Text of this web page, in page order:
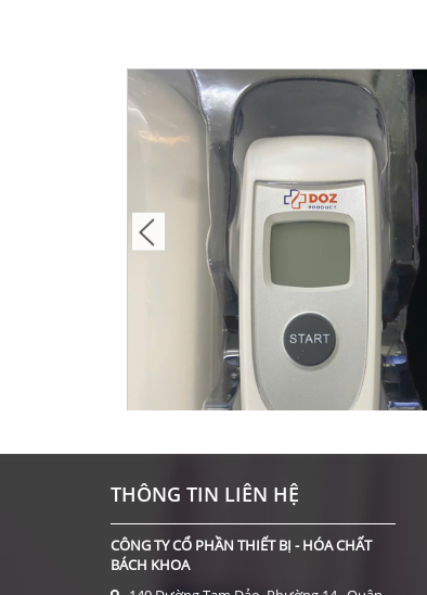
THÔNG TIN LIÊN HỆ
CÔNG TY CỔ PHẦN THIẾT BỊ - HÓA CHẤT
BÁCH KHOA